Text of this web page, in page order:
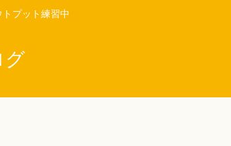
プット練習中
グ